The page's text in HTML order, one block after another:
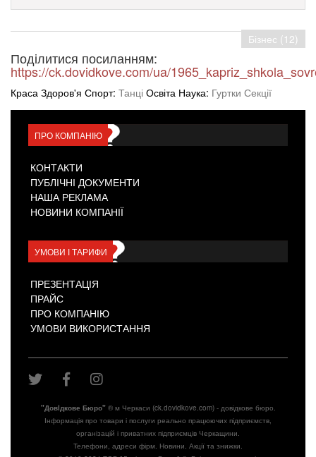
Бізнес (12)
Поділитися посиланням:
https://ck.dovidkove.com/ua/
Краса Здоров'я Спорт: Танці Освіта Наука: Гуртки Секції
ПРО КОМПАНІЮ
КОНТАКТИ
ПУБЛІЧНІ ДОКУМЕНТИ
НАША РЕКЛАМА
НОВИНИ КОМПАНІЇ
УМОВИ І ТАРИФИ
ПРЕЗЕНТАЦІЯ
ПРАЙС
ПРО КОМПАНІЮ
УМОВИ ВИКОРИСТАННЯ
"Довiдкове Бюро"® м Черкаси (ck.dovidkove.com) - довідкове бюро.
Інформація про товари і послуги реально працюючих підприємств,
організацій і приватних підприємців Черкащини.
Телефони, адреси фірм. Новини. Акції та знижки.